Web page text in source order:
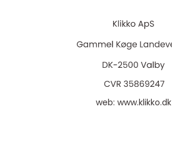
web: www.klikko.dk